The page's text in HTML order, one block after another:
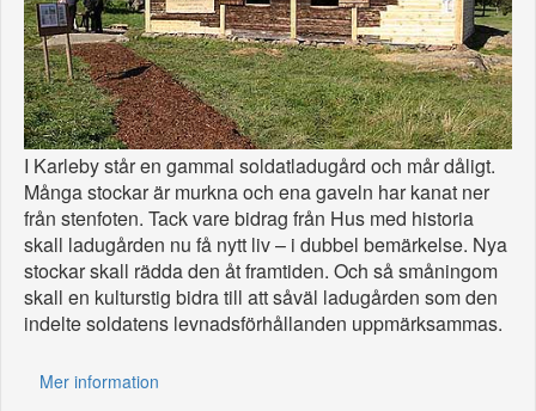
I Karleby står en gammal soldatladugård och mår dåligt.
Många stockar är murkna och ena gaveln har kanat ner
från stenfoten. Tack vare bidrag från Hus med historia
skall ladugården nu få nytt liv – i dubbel bemärkelse. Nya
stockar skall rädda den åt framtiden. Och så småningom
skall en kulturstig bidra till att såväl ladugården som den
indelte soldatens levnadsförhållanden uppmärksammas.
Mer information